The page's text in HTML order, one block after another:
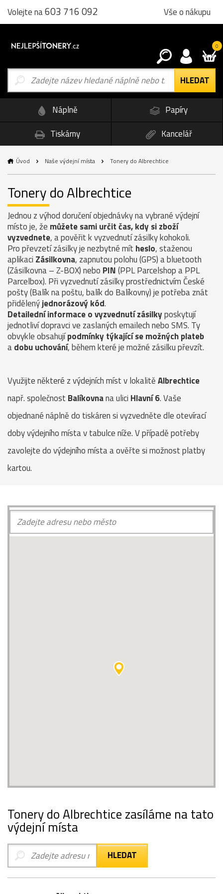
Volejte na603 716 092 Vše o nákupu
0
Náplně
Papíry
Tiskárny
Kancelář
Úvod Naše výdejní místa Tonery do Albrechtice
Tonery do Albrechtice
Jednou z výhod doručení objednávky na vybrané výdejní
místo je, že můžete sami určit čas, kdy si zboží
vyzvednete, a pověřit k vyzvednutí zásilky kohokoli.
Pro převzetí zásilky je nezbytné mít heslo, staženou
aplikaci Zásilkovna, zapnutou polohu (GPS) a bluetooth
(Zásilkovna – Z-BOX) nebo PIN(PPL Parcelshop a PPL
Parcelbox). Při vyzvednutí zásilky prostřednictvím České
pošty (Balík na poštu, balík do Balíkovny) je potřeba znát
přidělenýjednorázový kód.
Detailední informace o vyzvednutí zásilkyposkytují
jednotliví dopravci ve zaslaných emailech nebo SMS. Ty
obvykle obsahujípodmínky týkající se možných plateb
adobu uchování, během které je možné zásilku převzít.
Využijte některé z výdejních míst v lokalitěAlbrechtice
např. společnost Balíkovnana ulici Hlavní 6. Vaše
objednané náplně do tiskáren si vyzvedněte dle otevírací
doby výdejního místa v tabulce níže. V případě potřeby
zavolejte do výdejního místa a ověřte si možnost platby
kartou.
Tonery do Albrechtice zasíláme na tato
výdejní místa